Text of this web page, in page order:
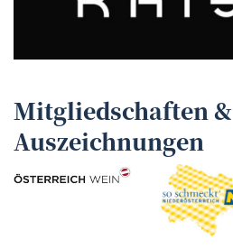
Mitgliedschaften &
Auszeichnungen